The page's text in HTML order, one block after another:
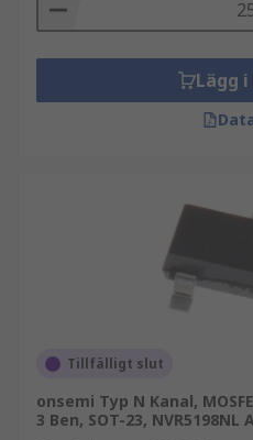
Lägg
Tillfälligt slut
onsemi Typ N Kanal,
3 Ben, SOT-23, NVR5198NL